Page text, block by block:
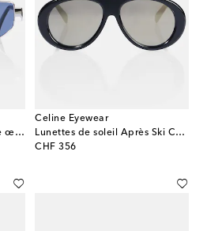
Lunettes de soleil Triomphe œil-de-chat
Celine Eyewear
Lunettes de soleil Après Ski Capsule
CHF 356
original price